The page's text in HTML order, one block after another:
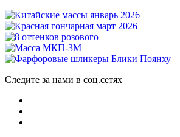
Следите за нами в соц.сетях